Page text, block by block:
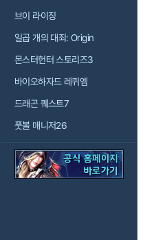
브이 라이징
일곱 개의 대죄: Origin
몬스터헌터 스토리즈3
바이오하자드 레퀴엠
드래곤 퀘스트7
풋볼 매니저26